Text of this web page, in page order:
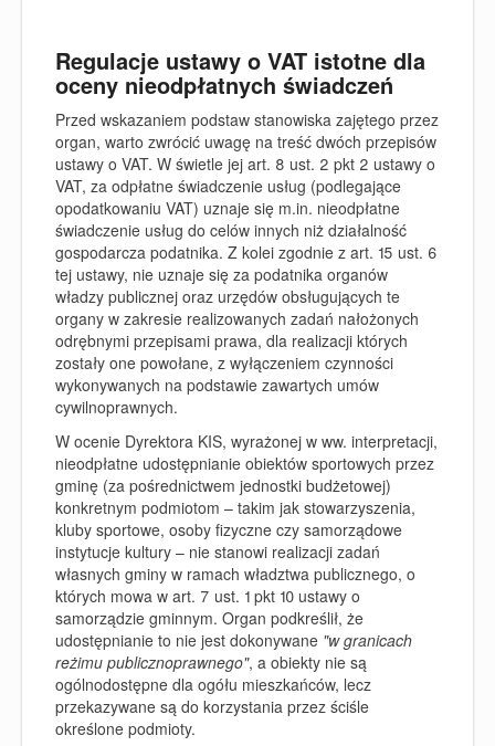
Regulacje ustawy o VAT istotne dla
oceny nieodpłatnych świadczeń
Przed wskazaniem podstaw stanowiska zajętego przez
organ, warto zwrócić uwagę na treść dwóch przepisów
ustawy o VAT. W świetle jej art. 8 ust. 2 pkt 2 ustawy o
VAT, za odpłatne świadczenie usług (podlegające
opodatkowaniu VAT) uznaje się m.in. nieodpłatne
świadczenie usług do celów innych niż działalność
gospodarcza podatnika. Z kolei zgodnie z art. 15 ust. 6
tej ustawy, nie uznaje się za podatnika organów
władzy publicznej oraz urzędów obsługujących te
organy w zakresie realizowanych zadań nałożonych
odrębnymi przepisami prawa, dla realizacji których
zostały one powołane, z wyłączeniem czynności
wykonywanych na podstawie zawartych umów
cywilnoprawnych.
W ocenie Dyrektora KIS, wyrażonej w ww. interpretacji,
nieodpłatne udostępnianie obiektów sportowych przez
gminę (za pośrednictwem jednostki budżetowej)
konkretnym podmiotom – takim jak stowarzyszenia,
kluby sportowe, osoby fizyczne czy samorządowe
instytucje kultury – nie stanowi realizacji zadań
własnych gminy w ramach władztwa publicznego, o
których mowa w art. 7 ust. 1 pkt 10 ustawy o
samorządzie gminnym. Organ podkreślił, że
udostępnianie to nie jest dokonywane "w granicach
reżimu publicznoprawnego", a obiekty nie są
ogólnodostępne dla ogółu mieszkańców, lecz
przekazywane są do korzystania przez ściśle
określone podmioty.